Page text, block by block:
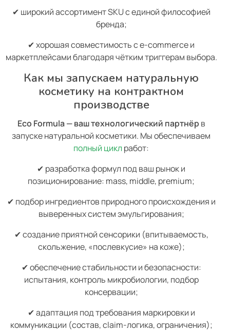
✔ широкий ассортимент SKU с единой философией
бренда;
✔ хорошая совместимость с e-commerce и
маркетплейсами благодаря чётким триггерам выбора.
Как мы запускаем натуральную
косметику на контрактном
производстве
Eco Formula — ваш технологический партнёр в
запуске натуральной косметики. Мы обеспечиваем
полный цикл работ:
✔ разработка формул под ваш рынок и
позиционирование: mass, middle, premium;
✔ подбор ингредиентов природного происхождения и
выверенных систем эмульгирования;
✔ создание приятной сенсорики (впитываемость,
скольжение, «послевкусие» на коже);
✔ обеспечение стабильности и безопасности:
испытания, контроль микробиологии, подбор
консервации;
✔ адаптация под требования маркировки и
коммуникации (состав, claim-логика, ограничения);